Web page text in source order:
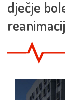
dječje